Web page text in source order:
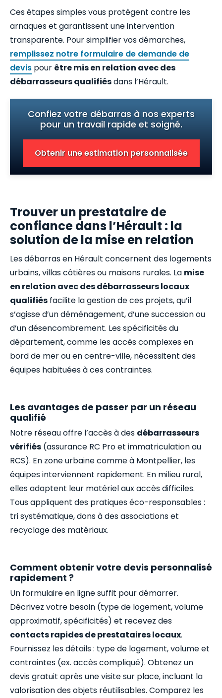
Ces étapes simples vous protègent contre les
arnaques et garantissent une intervention
transparente. Pour simplifier vos démarches,
remplissez notre formulaire de demande de
devis pour être mis en relation avec des
débarrasseurs qualifiésdans l’Hérault.
Confiez votre débarras à nos experts
pour un travail rapide et soigné.
Obtenir une estimation personnalisée
Trouver un prestataire de
confiance dans l’Hérault : la
solution de la mise en relation
Les débarras en Hérault concernent des logements
urbains, villas côtières ou maisons rurales. La mise
en relation avec des débarrasseurs locaux
qualifiés facilite la gestion de ces projets, qu’il
s’agisse d’un déménagement, d’une succession ou
d’un désencombrement. Les spécificités du
département, comme les accès complexes en
bord de mer ou en centre-ville, nécessitent des
équipes habituées à ces contraintes.
Les avantages de passer par un réseau
qualifié
Notre réseau offre l’accès à des débarrasseurs
vérifiés (assurance RC Pro et immatriculation au
RCS). En zone urbaine comme à Montpellier, les
équipes interviennent rapidement. En milieu rural,
elles adaptent leur matériel aux accès difficiles.
Tous appliquent des pratiques éco-responsables :
tri systématique, dons à des associations et
recyclage des matériaux.
Comment obtenir votre devis personnalisé
rapidement ?
Un formulaire en ligne suffit pour démarrer.
Décrivez votre besoin (type de logement, volume
approximatif, spécificités) et recevez des
contacts rapides de prestataires locaux.
Fournissez les détails : type de logement, volume et
contraintes (ex. accès compliqué). Obtenez un
devis gratuit après une visite sur place, incluant la
valorisation des objets réutilisables. Comparez les